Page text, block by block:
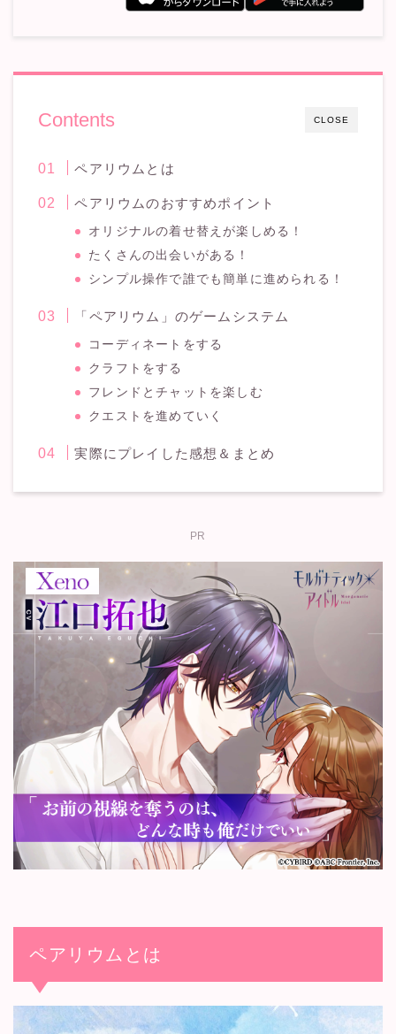
CLOSE
Contents
ペアリウムとは
ペアリウムのおすすめポイント
オリジナルの着せ替えが楽しめる！
たくさんの出会いがある！
シンプル操作で誰でも簡単に進められる！
「ペアリウム」のゲームシステム
コーディネートをする
クラフトをする
フレンドとチャットを楽しむ
クエストを進めていく
実際にプレイした感想＆まとめ
PR
ペアリウムとは